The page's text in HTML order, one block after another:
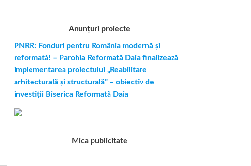
Anunțuri proiecte
PNRR: Fonduri pentru România modernă și
reformată! – Parohia Reformată Daia finalizează
implementarea proiectului „Reabilitare
arhitecturală și structurală” – obiectiv de
investiții Biserica Reformată Daia
Mica publicitate